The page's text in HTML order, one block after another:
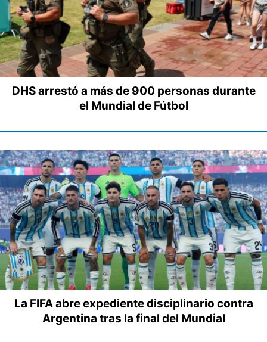
DHS arrestó a más de 900 personas durante
el Mundial de Fútbol
La FIFA abre expediente disciplinario contra
Argentina tras la final del Mundial